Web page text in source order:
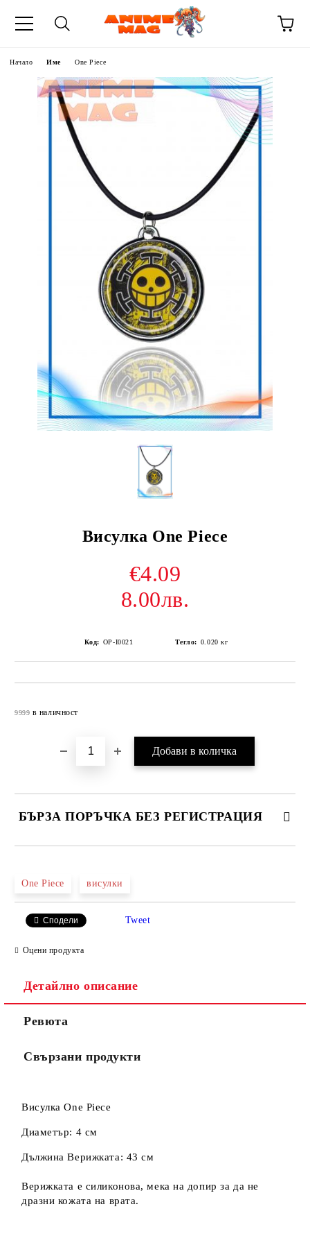
Начало Име One Piece
Висулка One Piece
€4.09
8.00лв.
Код: OP-I0021 Тегло: 0.020 кг
9999 в наличност
БЪРЗА ПОРЪЧКА БЕЗ РЕГИСТРАЦИЯ
Съгласен съм с
Ние ще се свържем с вас в рамките на работния ден.
One Piece висулки
Сподели Tweet
Оцени продукта
Детайлно описание
Ревюта
Свързани продукти
Висулка One Piece
Диаметър: 4 см
Дължина Верижката: 43 см
Верижката е силиконова, мека на допир за да не
дразни кожата на врата.